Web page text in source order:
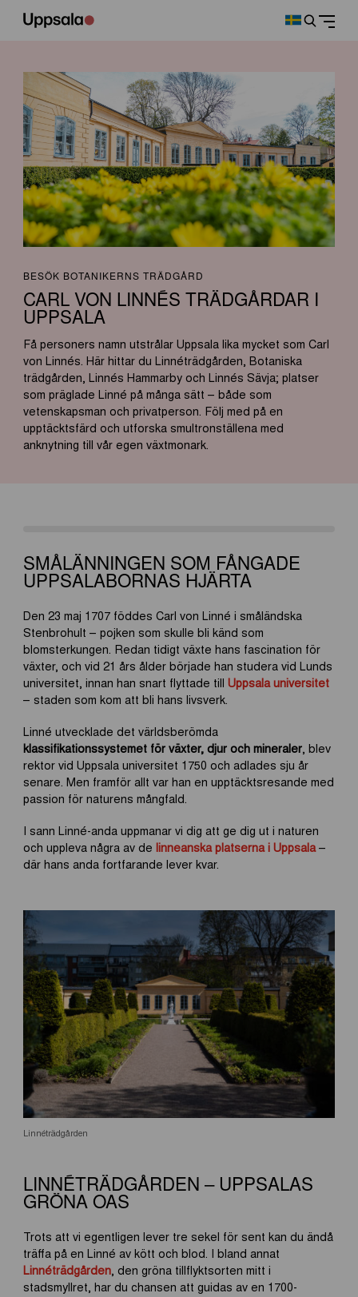
BESÖK BOTANIKERNS TRÄDGÅRD
CARL VON LINNÉS TRÄDGÅRDAR I
UPPSALA
Få personers namn utstrålar Uppsala lika mycket som Carl
von Linnés. Härhittardu Linnéträdgården, Botaniska
trädgården, Linnés Hammarby och Linnés Sävja; platser
som präglade Linné på många sätt – både som
vetenskapsman och privatperson. Följ med på en
upptäcktsfärd och utforska smultronställena med
anknytning till vår egen växtmonark.
SMÅLÄNNINGEN SOM FÅNGADE
UPPSALABORNAS HJÄRTA
Den 23 maj 1707 föddes Carl von Linné i småländska
Stenbrohult – pojken som skulle bli känd som
blomsterkungen. Redan tidigt växte hans fascination för
växter, och vid 21 års ålder började han studera vid Lunds
universitet, innan han snart flyttade till Uppsala universitet
– staden som kom att bli hans livsverk.
Linné utvecklade det världsberömda
klassifikationssystemet för växter, djur och mineraler, blev
rektor vid Uppsala universitet 1750 och adlades sju år
senare. Men framför allt var han en upptäcktsresande med
passion för naturens mångfald.
I sann Linné-anda uppmanar vi dig att ge dig ut i naturen
och uppleva några av de linneanska platserna i Uppsala–
där hans anda fortfarande lever kvar.
Linnéträdgården
LINNÉTRÄDGÅRDEN – UPPSALAS
GRÖNA OAS
Trots att vi egentligen lever tre sekel för sent kan du ändå
träffa på en Linné av kött och blod. I bland annat
Linnéträdgården, den gröna tillflyktsorten mitt i
stadsmyllret, har du chansen att guidas av en 1700-